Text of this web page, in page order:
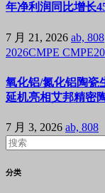
年净利润同比增长
7 月 21, 2026 ab, 808
2026CMPE
氧化铝/氮化铝陶瓷
延机亮相艾邦精密
7 月 3, 2026 ab, 808
分类